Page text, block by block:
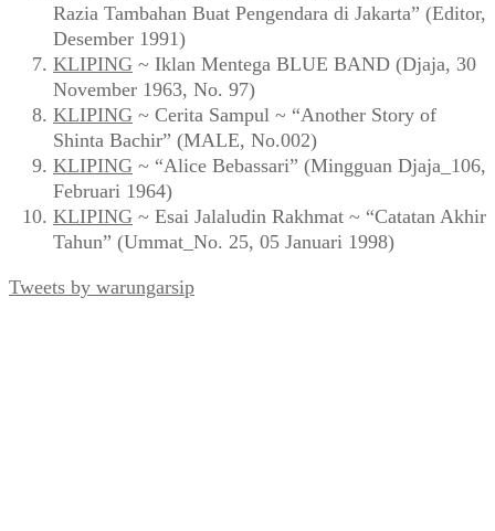
Razia Tambahan Buat Pengendara di Jakarta” (Editor,
Desember 1991)
KLIPING ~ Iklan Mentega BLUE BAND (Djaja, 30
November 1963, No. 97)
KLIPING ~ Cerita Sampul ~ “Another Story of
Shinta Bachir” (MALE, No.002)
KLIPING ~ “Alice Bebassari” (Mingguan Djaja_106,
Februari 1964)
KLIPING ~ Esai Jalaludin Rakhmat ~ “Catatan Akhir
Tahun” (Ummat_No. 25, 05 Januari 1998)
Tweets by warungarsip